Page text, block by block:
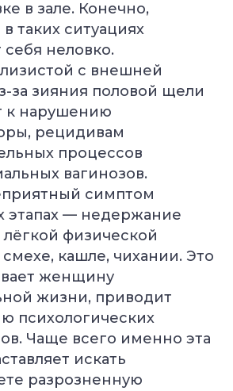
в зале. Конечно,
таких ситуациях
себя неловко.
с внешней
за зияния половой щели
к нарушению
рецидивам
процессов
вагинозов.
симптом
этапах — недержание
физической
смехе, кашле, чихании. Это
женщину
жизни, приводит
психологических
Чаще всего именно эта
искать
разрозненную